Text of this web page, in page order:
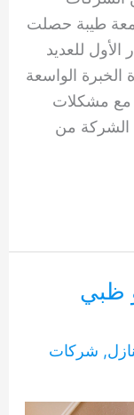
طيبة حصلت
الأول للعديد
الواسعة
مع مشكلات
الشركة من
ظبي
, شركات